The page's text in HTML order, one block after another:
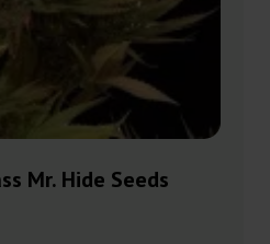
Mr. Hide Seeds